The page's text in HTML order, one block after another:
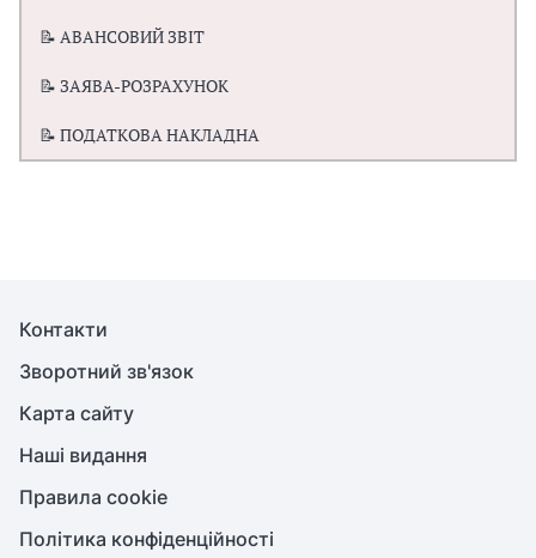
📝 АВАНСОВИЙ ЗВІТ
📝 ЗАЯВА-РОЗРАХУНОК
📝 ПОДАТКОВА НАКЛАДНА
Контакти
Зворотний зв'язок
Карта сайту
Наші видання
Правила cookie
Політика конфіденційності